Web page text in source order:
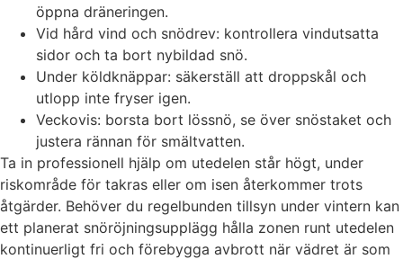
öppna dräneringen.
Vid hård vind och snödrev: kontrollera vindutsatta
sidor och ta bort nybildad snö.
Under köldknäppar: säkerställ att droppskål och
utlopp inte fryser igen.
Veckovis: borsta bort lössnö, se över snöstaket och
justera rännan för smältvatten.
Ta in professionell hjälp om utedelen står högt, under
riskområde för takras eller om isen återkommer trots
åtgärder. Behöver du regelbunden tillsyn under vintern kan
ett planerat snöröjningsupplägg hålla zonen runt utedelen
kontinuerligt fri och förebygga avbrott när vädret är som